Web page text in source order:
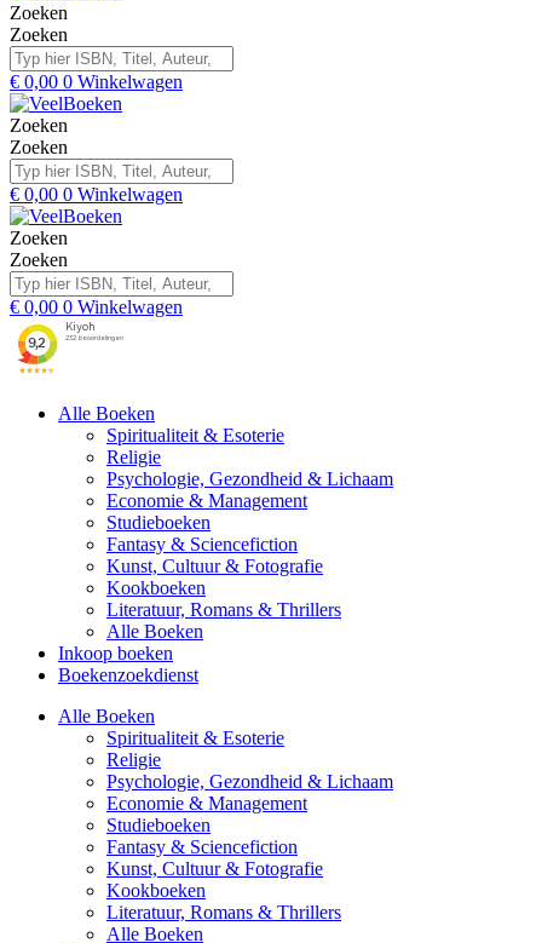
Zoeken
Zoeken
€ 0,00 0 Winkelwagen
Zoeken
Zoeken
€ 0,00 0 Winkelwagen
Zoeken
Zoeken
€ 0,00 0 Winkelwagen
Alle Boeken
Spiritualiteit & Esoterie
Religie
Psychologie, Gezondheid & Lichaam
Economie & Management
Studieboeken
Fantasy & Sciencefiction
Kunst, Cultuur & Fotografie
Kookboeken
Literatuur, Romans & Thrillers
Alle Boeken
Inkoop boeken
Boekenzoekdienst
Alle Boeken
Spiritualiteit & Esoterie
Religie
Psychologie, Gezondheid & Lichaam
Economie & Management
Studieboeken
Fantasy & Sciencefiction
Kunst, Cultuur & Fotografie
Kookboeken
Literatuur, Romans & Thrillers
Alle Boeken